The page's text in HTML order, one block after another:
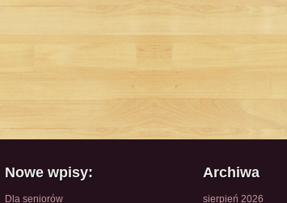
Nowe wpisy:
Dla seniorów
Archiwa
sierpień 2026